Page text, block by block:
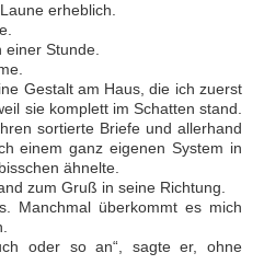
erheblich.
Stunde.
Gestalt am Haus, die ich zuerst
sie komplett im Schatten stand.
sortierte Briefe und allerhand
einem ganz eigenen System in
ähnelte.
zum Gruß in seine Richtung.
Manchmal überkommt es mich
oder so an“, sagte er, ohne